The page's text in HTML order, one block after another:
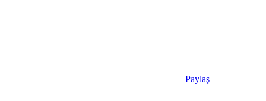
Paylaş